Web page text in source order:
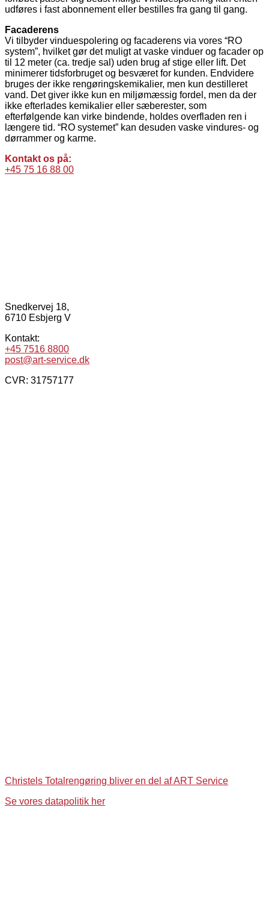
udføres i fast abonnement eller bestilles fra gang til gang.
Facaderens
Vi tilbyder vinduespolering og facaderens via vores “RO
system”, hvilket gør det muligt at vaske vinduer og facader op
til 12 meter (ca. tredje sal) uden brug af stige eller lift. Det
minimerer tidsforbruget og besværet for kunden. Endvidere
bruges der ikke rengøringskemikalier, men kun destilleret
vand. Det giver ikke kun en miljømæssig fordel, men da der
ikke efterlades kemikalier eller sæberester, som
efterfølgende kan virke bindende, holdes overfladen ren i
længere tid. “RO systemet” kan desuden vaske vindures- og
dørrammer og karme.
Kontakt os på:
+45 75 16 88 00
Snedkervej 18,
6710 Esbjerg V
Kontakt:
+45 7516 8800
post@art-service.dk
CVR: 31757177
Christels Totalrengøring bliver en del af ART Service
Se vores datapolitik her